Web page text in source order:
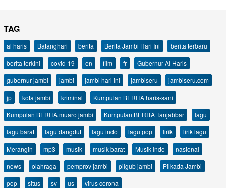
TAG
al haris Batanghari berita Berita Jambi Hari Ini
berita terbaru
berita terkini
covid-19 en film fr
Gubernur Al Haris
gubernur jambi
jambi jambi hari ini jambiseru
jambiseru.com
jp
kota jambi kriminal
Kumpulan BERITA haris-sani
Kumpulan BERITA muaro jambi
Kumpulan BERITA Tanjabbar
lagu
lagu barat
lagu dangdut lagu indo lagu pop lirik
lirik lagu
Merangin
mp3 musik musik barat Musik Indo
nasional
news
olahraga pemprov jambi pilgub jambi
Pilkada Jambi
pop
situs sv us virus corona